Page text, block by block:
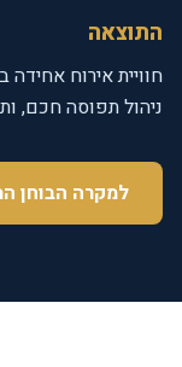
התוצאה
חוויית אירוח
ניהול תפוסה חכם,
למקרה הבוחן